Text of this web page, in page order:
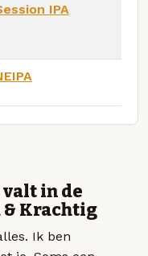
IPA
in de
& Krachtig
Ik ben